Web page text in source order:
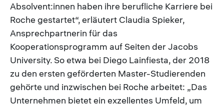
Absolvent:innen haben ihre berufliche Karriere bei
Roche gestartet“, erläutert Claudia Spieker,
Ansprechpartnerin für das
Kooperationsprogramm auf Seiten der Jacobs
University. So etwa bei Diego Lainfiesta, der 2018
zu den ersten geförderten Master-Studierenden
gehörte und inzwischen bei Roche arbeitet: „Das
Unternehmen bietet ein exzellentes Umfeld, um